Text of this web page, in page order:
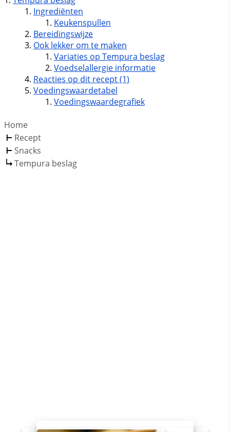
Ingrediënten
Keukenspullen
Bereidingswijze
Ook lekker om te maken
Variaties op Tempura beslag
Voedselallergie informatie
Reacties op dit recept (1)
Voedingswaardetabel
Voedingswaardegrafiek
Home
Recept
Snacks
Tempura beslag